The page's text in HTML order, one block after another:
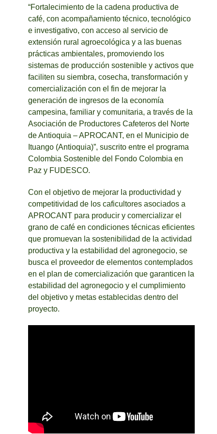
“Fortalecimiento de la cadena productiva de
café, con acompañamiento técnico, tecnológico
e investigativo, con acceso al servicio de
extensión rural agroecológica y a las buenas
prácticas ambientales, promoviendo los
sistemas de producción sostenible y activos que
faciliten su siembra, cosecha, transformación y
comercialización con el fin de mejorar la
generación de ingresos de la economía
campesina, familiar y comunitaria, a través de la
Asociación de Productores Cafeteros del Norte
de Antioquia – APROCANT, en el Municipio de
Ituango (Antioquia)”, suscrito entre el programa
Colombia Sostenible del Fondo Colombia en
Paz y FUDESCO.
Con el objetivo de mejorar la productividad y
competitividad de los caficultores asociados a
APROCANT para producir y comercializar el
grano de café en condiciones técnicas eficientes
que promuevan la sostenibilidad de la actividad
productiva y la estabilidad del agronegocio, se
busca el proveedor de elementos contemplados
en el plan de comercialización que garanticen la
estabilidad del agronegocio y el cumplimiento
del objetivo y metas establecidas dentro del
proyecto.